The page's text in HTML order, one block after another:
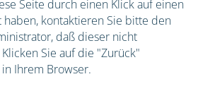
Seite durch einen Klick auf einen
haben, kontaktieren Sie bitte den
daß dieser nicht
Sie auf die "Zurück"
Ihrem Browser.